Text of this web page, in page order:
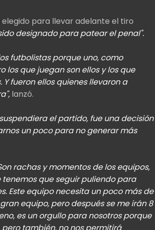
para llevar adelante el tiro
designado para patear el penal".
futbolistas porque uno, como
los que juegan son ellos y los que
fueron ellos quienes llevaron a
lanzó.
el partido, fue una decisión
un poco para no generar más
rachas y momentos de los equipos,
que seguir puliendo para
Este equipo necesita un poco más de
equipo, pero después se me irán 8
es un orgullo para nosotros porque